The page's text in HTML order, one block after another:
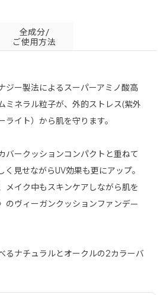
全成分/
ご使用方法
ジー製法によるスーパーアミノ酸高
ミネラル粒子が、外的ストレス(紫外
イト）から肌を守ります。
バークッションコンパクトと重ねて
見せながらUV効果も更にアップ。
メイク中もスキンケアしながら肌を
のヴィーガンクッションファンデ—
るナチュラルとオークルの2カラーバ